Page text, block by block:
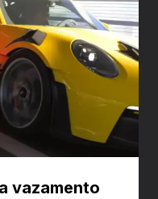
vazamento